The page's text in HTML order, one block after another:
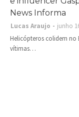
News Informa
Lucas Araujo
junho
Helicópteros colidem no
vítimas…